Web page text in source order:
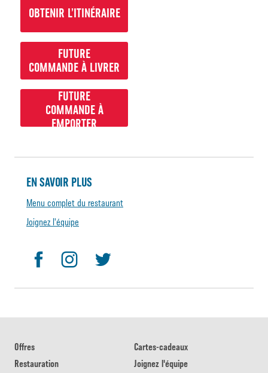
OBTENIR L’ITINÉRAIRE
FUTURE
COMMANDE À LIVRER
FUTURE
COMMANDE À
EMPORTER
EN SAVOIR PLUS
Menu complet du restaurant
Joignez l'équipe
Offres
Cartes-cadeaux
Restauration
Joignez l'équipe